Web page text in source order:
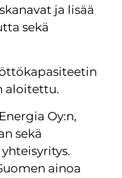
ja lisää
sekä
aloitettu.
Oy:n,
sekä
ainoa